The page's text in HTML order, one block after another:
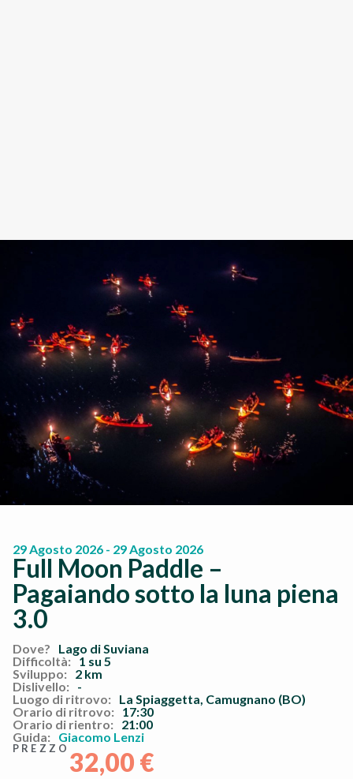
29 Agosto 2026 - 29 Agosto 2026
Full Moon Paddle –
Pagaiando sotto la luna piena
3.0
Dove?
Lago di Suviana
Difficoltà: 1 su 5
Sviluppo: 2 km
Dislivello: -
Luogo di ritrovo: La Spiaggetta, Camugnano (BO)
Orario di ritrovo: 17:30
Orario di rientro: 21:00
Guida: Giacomo Lenzi
PREZZO 32,00 €